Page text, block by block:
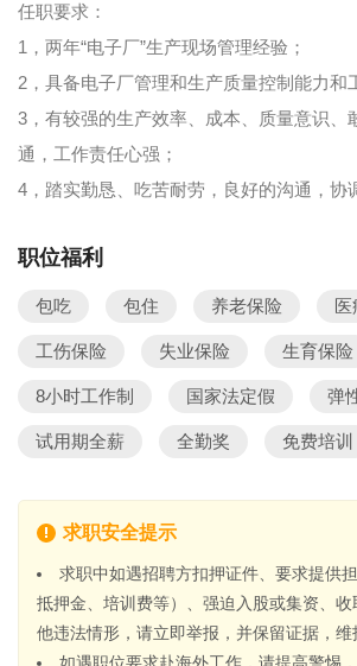
任职要求：
1，两年“电子厂”生产现场管理经验；
2，具备电子厂管理和生产质量控制能力和
3，有较强的生产效率、成本、质量意识、
通，工作责任心强；
4，踏实勤恳、吃苦耐劳，良好的沟通，协
职位福利
包吃 包住 养老保险 医
工伤保险 失业保险 生育保险
8小时工作制 国家法定假 弹
试用期全薪 全勤奖 免费培训
求职安全提示
求职中如遇招聘方扣押证件、要求提供
抵押金、培训费等）、强迫入股或集资、
他违法情形，请立即举报，并保留证据，维